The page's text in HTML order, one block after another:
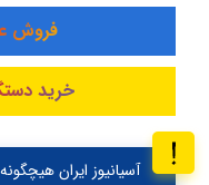
فروش
خرید
آسیانیوز ایران